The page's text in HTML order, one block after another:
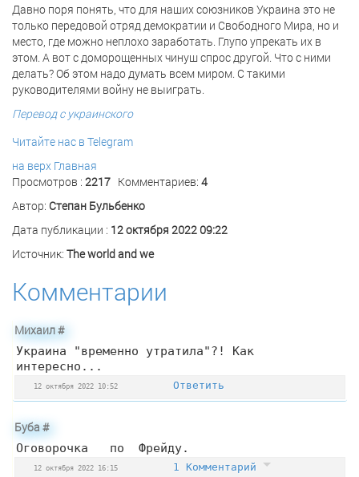
Давно поря понять, что для наших союзников Украина это не
только передовой отряд демократии и Свободного Мира, но и
место, где можно неплохо заработать. Глупо упрекать их в
этом. А вот с доморощенных чинуш спрос другой. Что с ними
делать? Об этом надо думать всем миром. С такими
руководителями войну не выиграть.
Перевод с украинского
Читайте нас в Telegram
на верх Главная
Просмотров : 2217 Комментариев: 4
Автор: Степан Бульбенко
Дата публикации : 12 октября 2022 09:22
Источник: The world and we
Комментарии
Михаил#
Украина "временно утратила"?! Как
интересно...
12 октября 2022 10:52 Ответить
Буба#
Оговорочка по Фрейду.
12 октября 2022 16:15
1 Комментарий